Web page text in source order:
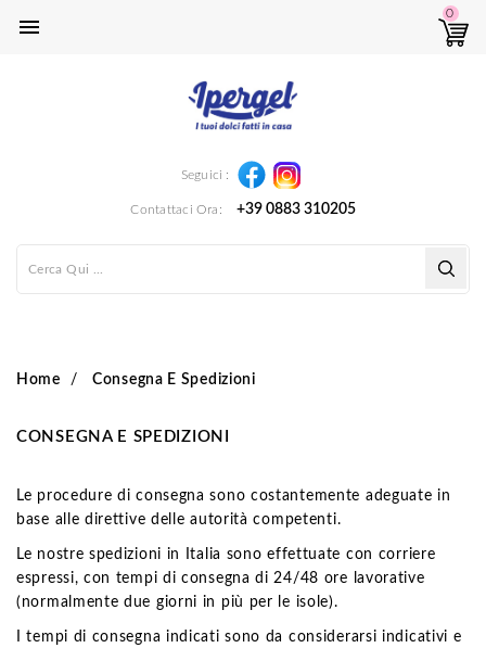

0
Seguici : Facebook
Contattaci Ora: +39 0883 310205
Home Consegna E Spedizioni
CONSEGNA E SPEDIZIONI
Le procedure di consegna sono costantemente adeguate in
base alle direttive delle autorità competenti.
Le nostre spedizioni in Italia sono effettuate con corriere
espressi, con tempi di consegna di 24/48 ore lavorative
(normalmente due giorni in più per le isole).
I tempi di consegna indicati sono da considerarsi indicativi e